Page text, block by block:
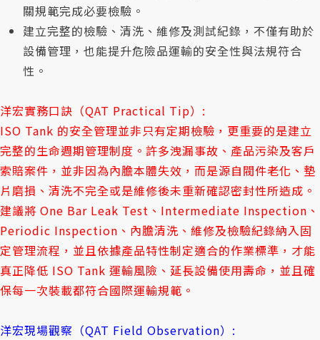
關規範完成必要檢驗。
建立完整的檢驗、清洗、維修及測試紀錄，不僅有助於
設備管理，也能提升危險品運輸的安全性與法規符合
性。
洋宏實務口訣（QAT Practical Tip）:
ISO Tank 的安全管理並非只有定期檢驗，更重要的是建立
完整的生命週期管理制度。許多洩漏事故、產品污染及客戶
索賠案件，並非因為內膽本體失效，而是源自閥件老化、墊
片磨損、清洗不完全或是維修後未重新確認密封性所造成。
建議將 One Bar Leak Test、Intermediate Inspection、
Periodic Inspection、內膽清洗、維修及檢驗紀錄納入固
定管理流程，並且依據產品特性制定適合的作業標準，才能
真正降低 ISO Tank 運輸風險、延長設備使用壽命，並且確
保每一次裝載都符合國際運輸規範。
洋宏現場觀察（QAT Field Observation）: